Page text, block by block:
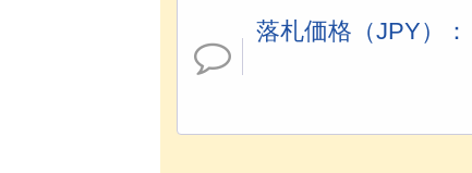
落札価格（JPY）：